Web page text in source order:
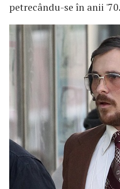
petrecându-se în anii '70.